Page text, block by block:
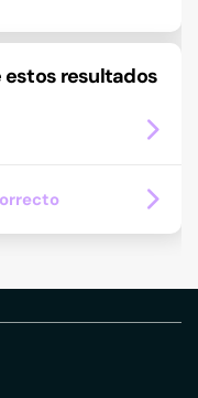
estos resultados